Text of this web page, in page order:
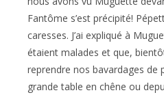
Fantôme s’est précipité!
caresses. J’ai expliqué à
étaient malades et que,
reprendre nos bavardages de
grande table en chêne ou